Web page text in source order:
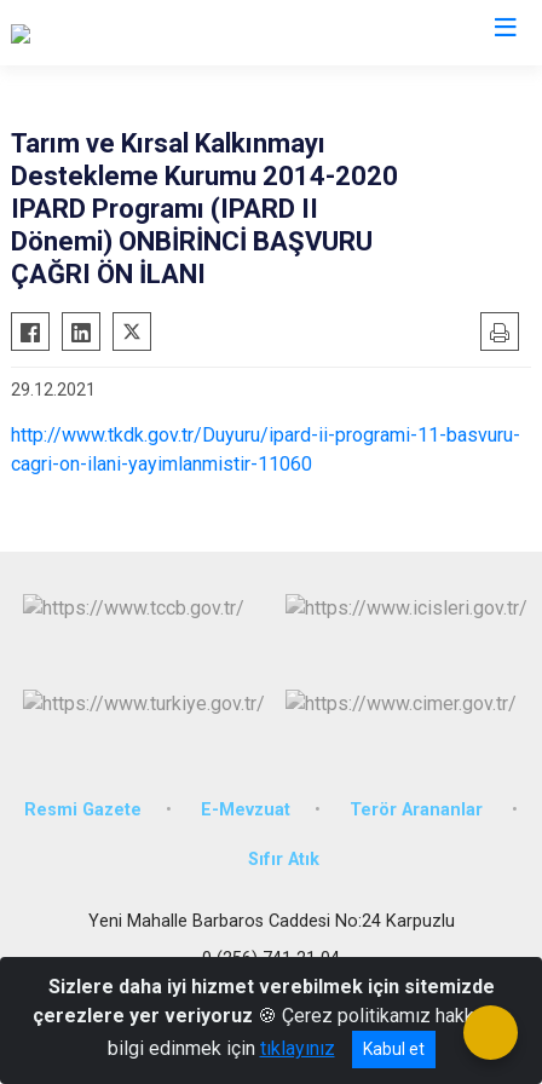
Bozdoğan
Buharkent
Çine
Germencik
İncirliova
Karpuzlu
Köşk
Kuşadası
Efeler
Tarım ve Kırsal Kalkınmayı
Destekleme Kurumu 2014-2020
IPARD Programı (IPARD II
Dönemi) ONBİRİNCİ BAŞVURU
ÇAĞRI ÖN İLANI
29.12.2021
http://www.tkdk.gov.tr/Duyuru/ipard-ii-programi-11-basvuru-
cagri-on-ilani-yayimlanmistir-11060
Resmi Gazete E-Mevzuat Terör Arananlar
Sıfır Atık
Yeni Mahalle Barbaros Caddesi No:24 Karpuzlu
0 (256) 741 21 04
Sizlere daha iyi hizmet verebilmek için sitemizde
çerezlere yer veriyoruz 🍪 Çerez politikamız hakkında
bilgi edinmek için tıklayınız Kabul et